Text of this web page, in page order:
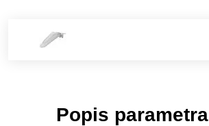
Popis parametra